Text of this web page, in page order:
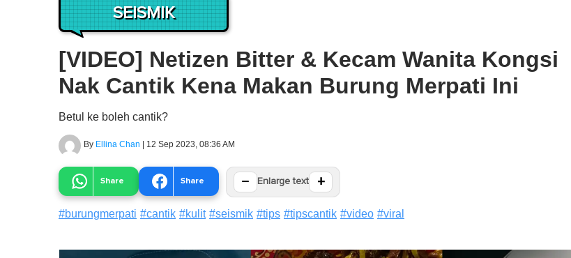
SEISMIK
[VIDEO] Netizen Bitter & Kecam Wanita Kongsi
Nak Cantik Kena Makan Burung Merpati Ini
Betul ke boleh cantik?
By Ellina Chan | 12 Sep 2023, 08:36 AM
Share Share − Enlarge text +
#burungmerpati #cantik #kulit #seismik #tips #tipscantik #video #viral